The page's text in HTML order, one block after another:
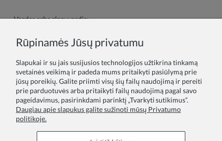
Vardas arba slapyvardis:
Rūpinamės Jūsų privatumu
Slapukai ir su jais susijusios technologijos užtikrina tinkamą
svetainės veikimą ir padeda mums pritaikyti pasiūlymą prie
jūsų poreikių. Galite priimti visų šių failų naudojimą ir pereiti
prie parduotuvės arba pritaikyti failų naudojimą pagal savo
pageidavimus, pasirinkdami parinktį „Tvarkyti sutikimus“.
Daugiau apie slapukus galite sužinoti mūsų Privatumo
politikoje.